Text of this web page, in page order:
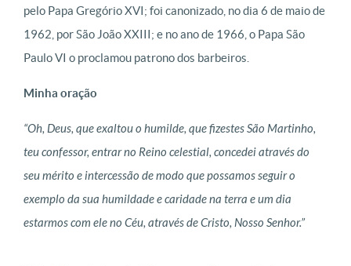
pelo Papa Gregório XVI; foi canonizado, no dia 6 de maio de
1962, por São João XXIII; e no ano de 1966, o Papa São
Paulo VI o proclamou patrono dos barbeiros.
Minha oração
“Oh, Deus, que exaltou o humilde, que fizestes São Martinho,
teu confessor, entrar no Reino celestial, concedei através do
seu mérito e intercessão de modo que possamos seguir o
exemplo da sua humildade e caridade na terra e um dia
estarmos com ele no Céu, através de Cristo, Nosso Senhor.”